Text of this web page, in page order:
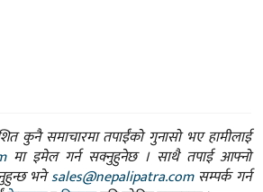
कुनै समाचारमा तपाईंको गुनासो भए हामीलाई
फेसबुकरट्विटरमापनि जोडिन सक्नुहुन्छ ।